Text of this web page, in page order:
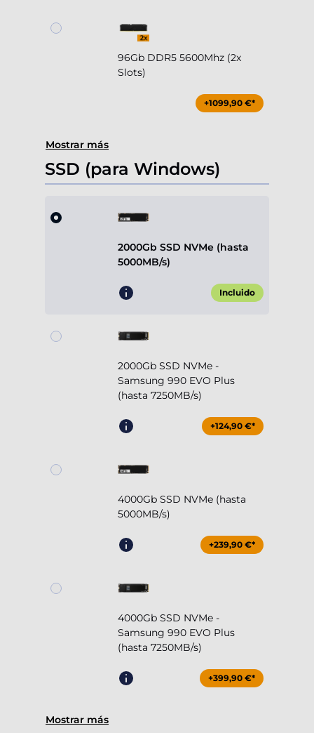
96Gb DDR5 5600Mhz (2x
Slots)
+1099,90 €*
Mostrar más
SSD (para Windows)
2000Gb SSD NVMe (hasta
5000MB/s)
Incluido
2000Gb SSD NVMe -
Samsung 990 EVO Plus
(hasta 7250MB/s)
+124,90 €*
4000Gb SSD NVMe (hasta
5000MB/s)
+239,90 €*
4000Gb SSD NVMe -
Samsung 990 EVO Plus
(hasta 7250MB/s)
+399,90 €*
Mostrar más